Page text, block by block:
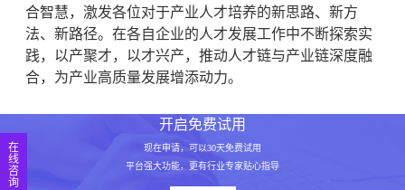
合智慧，激发各位对于产业人才培养的新思路、新方
法、新路径。在各自企业的人才发展工作中不断探索实
践，以产聚才，以才兴产，推动人才链与产业链深度融
合，为产业高质量发展增添动力。
开启免费试用
现在申请，可以30天免费试用
平台强大功能，更有行业专家贴心指导
在
线
咨
询